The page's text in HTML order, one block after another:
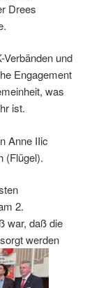
Drees
und
Engagement
was
ist.
Anne IIic
(Flügel).
2.
war, daß die
werden